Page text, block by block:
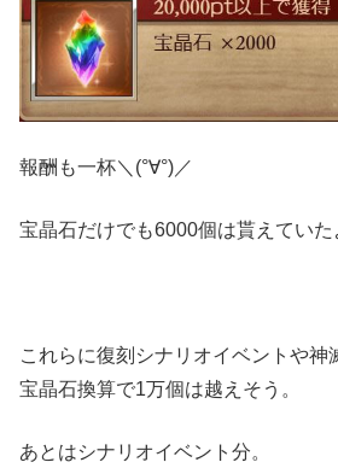
報酬も一杯＼(°∀°)／
宝晶石だけでも6000個は貰えていた
これらに復刻シナリオイベントや神
宝晶石換算で1万個は越えそう。
あとはシナリオイベント分。